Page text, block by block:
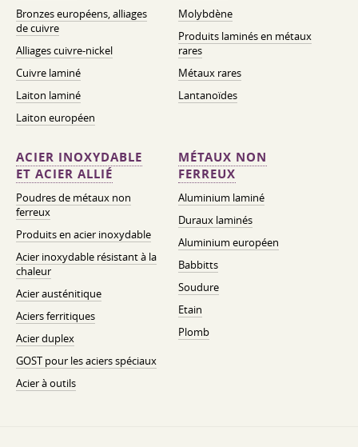
Bronzes européens, alliages
de cuivre
Alliages cuivre-nickel
Cuivre laminé
Laiton laminé
Laiton européen
Molybdène
Produits laminés en métaux
rares
Métaux rares
Lantanoïdes
ACIER INOXYDABLE
ET ACIER ALLIÉ
Poudres de métaux non
ferreux
Produits en acier inoxydable
Acier inoxydable résistant à la
chaleur
Acier austénitique
Aciers ferritiques
Acier duplex
GOST pour les aciers spéciaux
Acier à outils
MÉTAUX NON
FERREUX
Aluminium laminé
Duraux laminés
Aluminium européen
Babbitts
Soudure
Etain
Plomb